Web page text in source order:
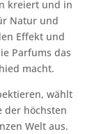
kreiert und in
Natur und
Effekt und
Parfums das
macht.
wählt
der höchsten
Welt aus.